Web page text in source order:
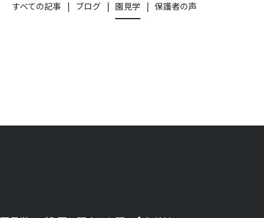
すべての記事 ブログ 園見学 保護者の声